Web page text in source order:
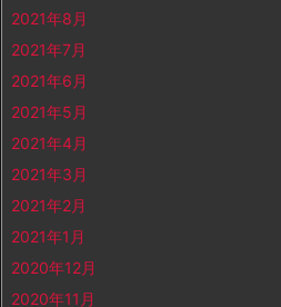
2021年8月
2021年7月
2021年6月
2021年5月
2021年4月
2021年3月
2021年2月
2021年1月
2020年12月
2020年11月